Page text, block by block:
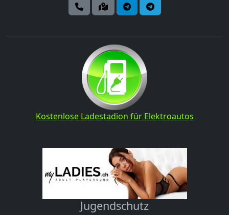
Kostenlose Ladestadion für Elektroautos
Jugendschutz